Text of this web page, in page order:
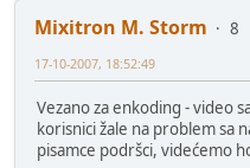
Mixitron M. Storm
8
17-10-2007, 18:52:49
Vezano za enkoding - video
korisnici žale na problem sa
pisamce podršci, videćemo